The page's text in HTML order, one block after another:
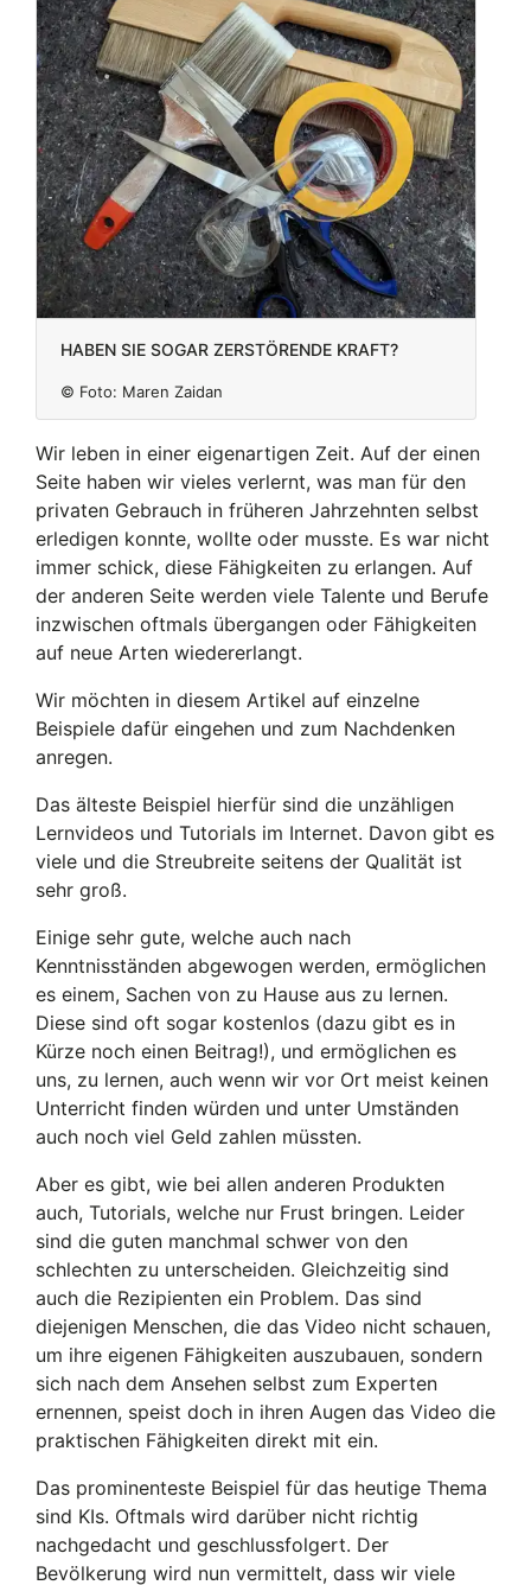
Haben sie sogar zerstörende Kraft?
© Foto: Maren Zaidan
Wir leben in einer eigenartigen Zeit. Auf der einen
Seite haben wir vieles verlernt, was man für den
privaten Gebrauch in früheren Jahrzehnten selbst
erledigen konnte, wollte oder musste. Es war nicht
immer schick, diese Fähigkeiten zu erlangen. Auf
der anderen Seite werden viele Talente und Berufe
inzwischen oftmals übergangen oder Fähigkeiten
auf neue Arten wiedererlangt.
Wir möchten in diesem Artikel auf einzelne
Beispiele dafür eingehen und zum Nachdenken
anregen.
Das älteste Beispiel hierfür sind die unzähligen
Lernvideos und Tutorials im Internet. Davon gibt es
viele und die Streubreite seitens der Qualität ist
sehr groß.
Einige sehr gute, welche auch nach
Kenntnisständen abgewogen werden, ermöglichen
es einem, Sachen von zu Hause aus zu lernen.
Diese sind oft sogar kostenlos (dazu gibt es in
Kürze noch einen Beitrag!), und ermöglichen es
uns, zu lernen, auch wenn wir vor Ort meist keinen
Unterricht finden würden und unter Umständen
auch noch viel Geld zahlen müssten.
Aber es gibt, wie bei allen anderen Produkten
auch, Tutorials, welche nur Frust bringen. Leider
sind die guten manchmal schwer von den
schlechten zu unterscheiden. Gleichzeitig sind
auch die Rezipienten ein Problem. Das sind
diejenigen Menschen, die das Video nicht schauen,
um ihre eigenen Fähigkeiten auszubauen, sondern
sich nach dem Ansehen selbst zum Experten
ernennen, speist doch in ihren Augen das Video die
praktischen Fähigkeiten direkt mit ein.
Das prominenteste Beispiel für das heutige Thema
sind KIs. Oftmals wird darüber nicht richtig
nachgedacht und geschlussfolgert. Der
Bevölkerung wird nun vermittelt, dass wir viele